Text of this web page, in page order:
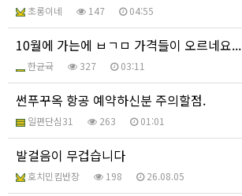
초롱이네 147 04:55
10월에 가는에 ㅂㄱㅁ 가격들이 오르네요...
한균귝 327 03:11
썬푸꾸옥 항공 예약하신분 주의할점.
일편단심31 263 01:01
발걸음이 무겁습니다
호치민킴반장 198 26.08.05